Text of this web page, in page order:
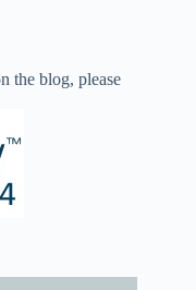
the blog, please